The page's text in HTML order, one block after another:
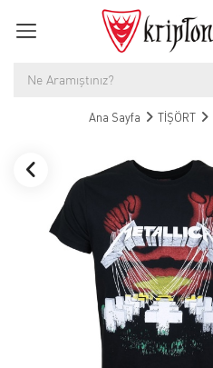
Ana Sayfa TİŞÖRT